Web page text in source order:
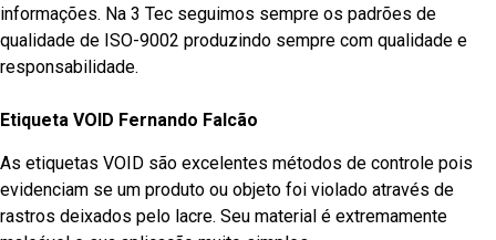
informações. Na 3 Tec seguimos sempre os padrões de
qualidade de ISO-9002 produzindo sempre com qualidade e
responsabilidade.
Etiqueta VOID Fernando Falcão
As etiquetas VOID são excelentes métodos de controle pois
evidenciam se um produto ou objeto foi violado através de
rastros deixados pelo lacre. Seu material é extremamente